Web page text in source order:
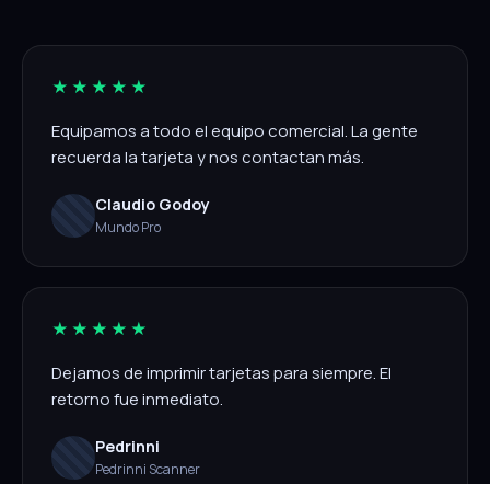
★★★★★
Equipamos a todo el equipo comercial. La gente
recuerda la tarjeta y nos contactan más.
Claudio Godoy
Mundo Pro
★★★★★
Dejamos de imprimir tarjetas para siempre. El
retorno fue inmediato.
Pedrinni
Pedrinni Scanner